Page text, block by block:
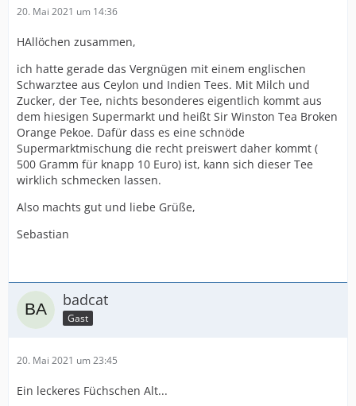
20. Mai 2021 um 14:36
HAllöchen zusammen,
ich hatte gerade das Vergnügen mit einem englischen
Schwarztee aus Ceylon und Indien Tees. Mit Milch und
Zucker, der Tee, nichts besonderes eigentlich kommt aus
dem hiesigen Supermarkt und heißt Sir Winston Tea Broken
Orange Pekoe. Dafür dass es eine schnöde
Supermarktmischung die recht preiswert daher kommt (
500 Gramm für knapp 10 Euro) ist, kann sich dieser Tee
wirklich schmecken lassen.
Also machts gut und liebe Grüße,
Sebastian
badcat
Gast
20. Mai 2021 um 23:45
Ein leckeres Füchschen Alt...